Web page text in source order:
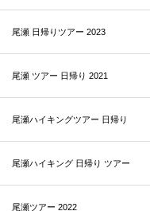
尾瀬 日帰りツアー 2023
尾瀬 ツアー 日帰り 2021
尾瀬ハイキングツアー 日帰り
尾瀬ハイキング 日帰り ツアー
尾瀬ツアー 2022